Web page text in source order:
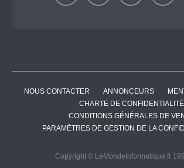
NOUS CONTACTER ANNONCEURS
CHARTE DE CONFIDENTIALITÉ
CONDITIONS GÉNÉRALES DE
PARAMÈTRES DE GESTION DE LA
Copyright © LeMondeInformatique.fr